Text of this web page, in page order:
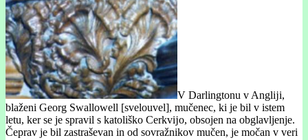
V Darlingtonu v Anglĳi,
blaženi Georg Swallowell [svelouvel], mučenec, ki je bil v istem
letu, ker se je spravil s katoliško Cerkvĳo, obsojen na obglavljenje.
Čeprav je bil zastraševan in od sovražnikov mučen, je močan v veri